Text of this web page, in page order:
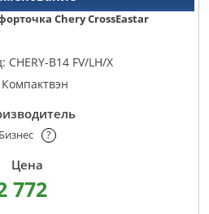
Chery CrossEastar
CHERY-B14 FV/LH/X
Компактвэн
Бизнес ?
772